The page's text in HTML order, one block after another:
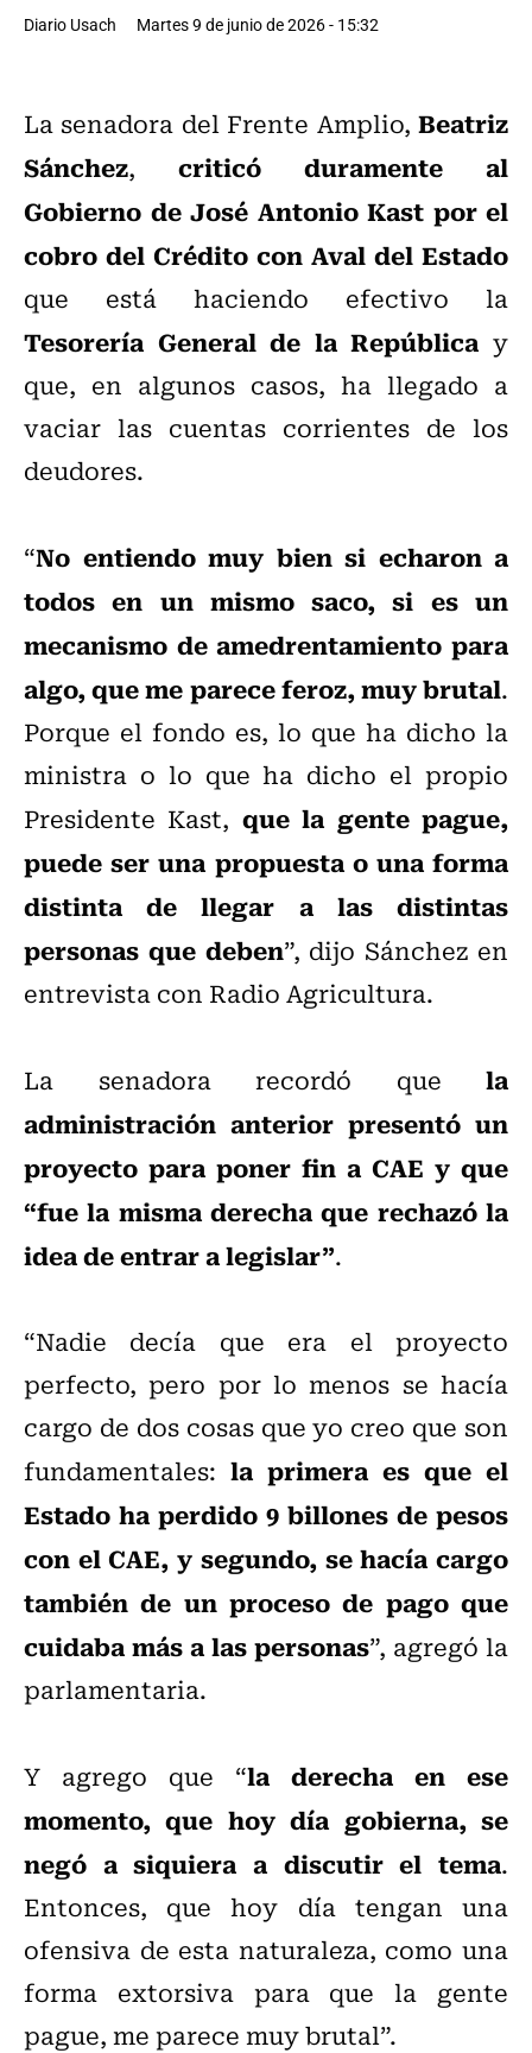
Diario Usach Martes 9 de junio de 2026 - 15:32
La senadora del Frente Amplio, Beatriz
Sánchez, criticó duramente al
Gobierno de José Antonio Kast por el
cobro del Crédito con Aval del Estado
que está haciendo efectivo la
Tesorería General de la República y
que, en algunos casos, ha llegado a
vaciar las cuentas corrientes de los
deudores.
“No entiendo muy bien si echaron a
todos en un mismo saco, si es un
mecanismo de amedrentamiento para
algo, que me parece feroz, muy brutal.
Porque el fondo es, lo que ha dicho la
ministra o lo que ha dicho el propio
Presidente Kast, que la gente pague,
puede ser una propuesta o una forma
distinta de llegar a las distintas
personas que deben”, dijo Sánchez en
entrevista con Radio Agricultura.
La senadora recordó que la
administración anterior presentó un
proyecto para poner fin a CAE y que
“fue la misma derecha que rechazó la
idea de entrar a legislar”.
“Nadie decía que era el proyecto
perfecto, pero por lo menos se hacía
cargo de dos cosas que yo creo que son
fundamentales: la primera es que el
Estado ha perdido 9 billones de pesos
con el CAE, y segundo, se hacía cargo
también de un proceso de pago que
cuidaba más a las personas”, agregó la
parlamentaria.
Y agrego que “la derecha en ese
momento, que hoy día gobierna, se
negó a siquiera a discutir el tema.
Entonces, que hoy día tengan una
ofensiva de esta naturaleza, como una
forma extorsiva para que la gente
pague, me parece muy brutal”.